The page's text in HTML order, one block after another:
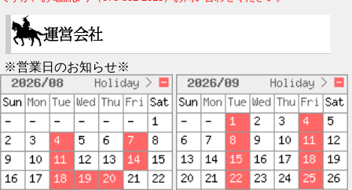
※営業日のお知らせ※